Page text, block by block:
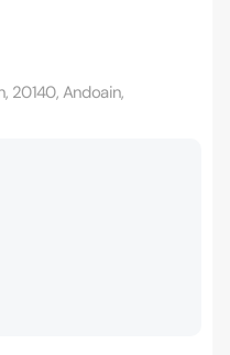
20140, Andoain,